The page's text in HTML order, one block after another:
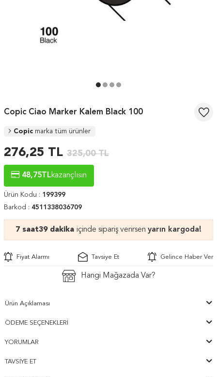
Copic Ciao Marker Kalem Black 100
Copic marka tüm ürünler
325,00TL
276,25 TL
48,75 TLkazançlısın
Ürün Kodu : 199399
Barkod : 4511338036709
7 saat39 dakika içinde sipariş verirsen yarın kargoda!
Fiyat Alarmı Tavsiye Et Gelince Haber Ver
Hangi Mağazada Var?
Ürün Açıklaması
ÖDEME SEÇENEKLERI
YORUMLAR
TAVSIYE ET